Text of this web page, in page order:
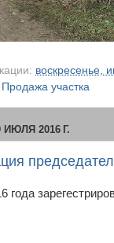
воскресенье,
Продажа участка
2016 Г.
года